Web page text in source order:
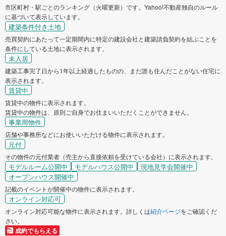
市区町村・駅ごとのランキング（火曜更新）です。Yahoo!不動産独自のルール
に基づいて表示しています。
建築条件付き土地
売買契約にあたって一定期間内に特定の建設会社と建築請負契約を結ぶことを
条件にしている土地に表示されます。
未入居
建築工事完了日から1年以上経過したものの、まだ誰も住んだことがない住宅に
表示されます。
賃貸中
賃貸中の物件に表示されます。
賃貸中の物件は、原則ご自身でお住まいいただくことができません。
事業用物件
店舗や事務所などにお使いいただける物件に表示されます。
元付
その物件の元付業者（売主から直接依頼を受けている会社）に表示されます。
モデルルーム公開中 モデルハウス公開中
現地見学会開催中
オープンハウス開催中
記載のイベントが開催中の物件に表示されます。
オンライン対応可
オンライン対応可能な物件に表示されます。詳しくは紹介ページをご確認くだ
さい。
成約でもらえる